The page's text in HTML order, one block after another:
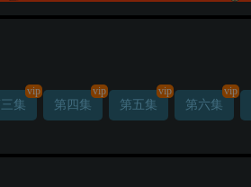
集
vip
第四集
vip
第五集
vip
第六集
vip